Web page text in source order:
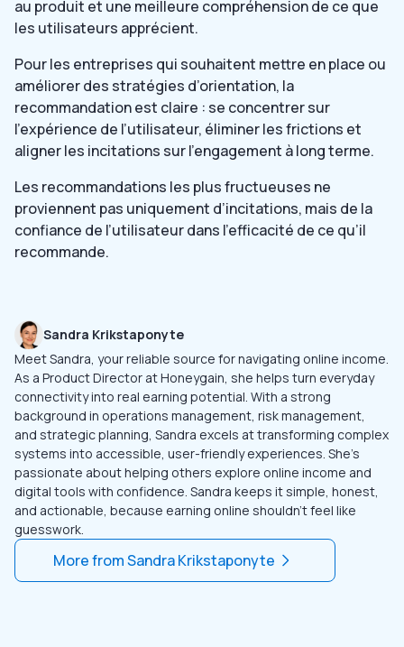
au produit et une meilleure compréhension de ce que
les utilisateurs apprécient.
Pour les entreprises qui souhaitent mettre en place ou
améliorer des stratégies d’orientation, la
recommandation est claire : se concentrer sur
l’expérience de l’utilisateur, éliminer les frictions et
aligner les incitations sur l’engagement à long terme.
Les recommandations les plus fructueuses ne
proviennent pas uniquement d’incitations, mais de la
confiance de l’utilisateur dans l’efficacité de ce qu’il
recommande.
Sandra Krikstaponyte
Meet Sandra, your reliable source for navigating online income.
As a Product Director at Honeygain, she helps turn everyday
connectivity into real earning potential. With a strong
background in operations management, risk management,
and strategic planning, Sandra excels at transforming complex
systems into accessible, user-friendly experiences. She's
passionate about helping others explore online income and
digital tools with confidence. Sandra keeps it simple, honest,
and actionable, because earning online shouldn't feel like
guesswork.
More fromSandra Krikstaponyte